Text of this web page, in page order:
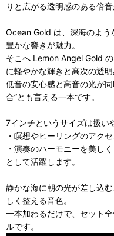
りと広がる透明感のある倍音
Ocean Gold は、深海のよ
豊かな響きが魅力。
そこへ Lemon Angel Gold
に軽やかな輝きと高次の透
低音の安心感と高音の光が
合”とも言える一本です。
7インチというサイズは扱い
・瞑想やヒーリングのアク
・演奏のハーモニーを美し
として活躍します。
静かな海に朝の光が差し込
しく整える音色。
一本加わるだけで、セット
ルです。